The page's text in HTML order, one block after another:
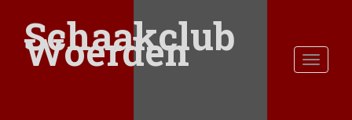
Schaakclub
Woerden